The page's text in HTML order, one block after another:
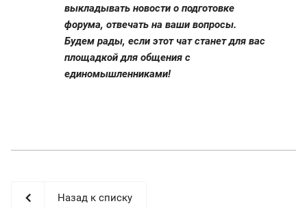
выкладывать новости о подготовке
форума, отвечать на ваши вопросы.
Будем рады, если этот чат станет для вас
площадкой для общения с
единомышленниками!
Назад к списку